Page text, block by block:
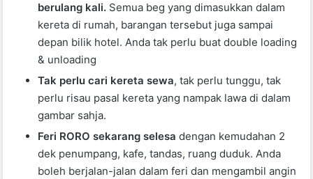
berulang kali. Semua beg yang dimasukkan dalam
kereta di rumah, barangan tersebut juga sampai
depan bilik hotel. Anda tak perlu buat double loading
& unloading
Tak perlu cari kereta sewa, tak perlu tunggu, tak
perlu risau pasal kereta yang nampak lawa di dalam
gambar sahja.
Feri RORO sekarang selesa dengan kemudahan 2
dek penumpang, kafe, tandas, ruang duduk. Anda
boleh berjalan-jalan dalam feri dan mengambil angin